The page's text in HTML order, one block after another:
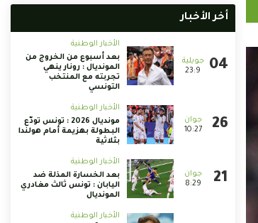
أخر الأخبار
23:9
الأخبار الوطنية
بعد أسبوع من الخروج من
المونديال : رونار ينهي
تجربته مع المنتخب
التونسي
10:27
الأخبار الوطنية
مونديال 2026 : تونس تودّع
البطولة بهزيمة أمام هولندا
بثلاثية
8:29
الأخبار الوطنية
بعد الخسارة المذلة ضد
اليابان : تونس ثالث مغادري
المونديال
الأخبار الوطنية